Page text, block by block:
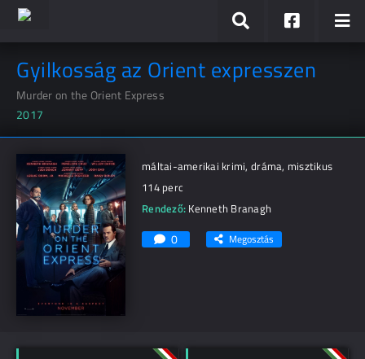
Gyilkosság az Orient expresszen
Murder on the Orient Express
2017
máltai-amerikai krimi, dráma, misztikus
114 perc
Rendező: Kenneth Branagh
0 Megosztás